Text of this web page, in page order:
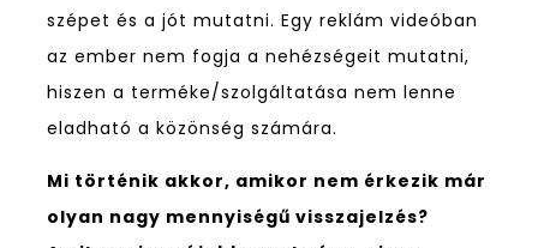
szépet és a jót mutatni. Egy reklám videóban
az ember nem fogja a nehézségeit mutatni,
hiszen a terméke/szolgáltatása nem lenne
eladható a közönség számára.
Mi történik akkor, amikor nem érkezik már
olyan nagy mennyiségű visszajelzés?